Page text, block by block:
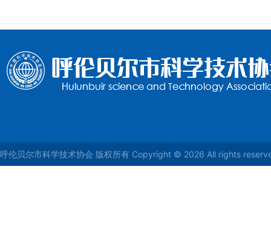
呼伦贝尔市科学技术协会 版权所有 Copyright © 2026 All rights